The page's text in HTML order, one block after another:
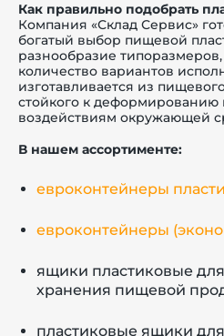
Как правильно подобрать
Компания «Склад Сервис»
богатый выбор пищевой
разнообразие
количество вариантов
изготавливается из
стойкого к деформированию
воздействиям окружающей
В нашем ассортименте:
евроконтейнеры
евроконтейнеры
ящики пластиковые
хранения пищевой
пластиковые ящики